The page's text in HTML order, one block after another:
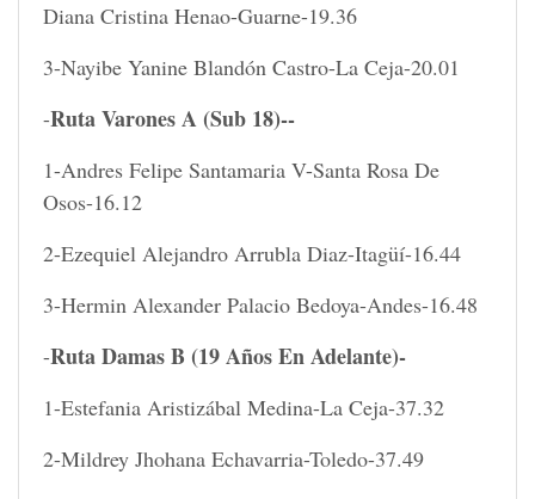
Diana Cristina Henao-Guarne-19.36
3-Nayibe Yanine Blandón Castro-La Ceja-20.01
-Ruta Varones A (Sub 18)--
1-Andres Felipe Santamaria V-Santa Rosa De
Osos-16.12
2-Ezequiel Alejandro Arrubla Diaz-Itagüí-16.44
3-Hermin Alexander Palacio Bedoya-Andes-16.48
-Ruta Damas B (19 Años En Adelante)-
1-Estefania Aristizábal Medina-La Ceja-37.32
2-Mildrey Jhohana Echavarria-Toledo-37.49